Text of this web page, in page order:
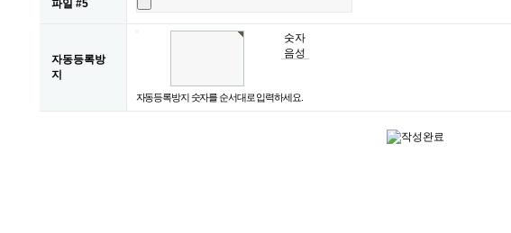
파일 #5
자동등록방
지
숫자
음성
자동등록방지 숫자를 순서대로 입력하세요.